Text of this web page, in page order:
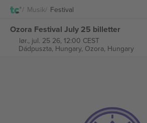
Musik Festival
Ozora Festival July 25 billetter
lør., jul. 25 26, 12:00 CEST
Dádpuszta, Hungary, Ozora, Hungary